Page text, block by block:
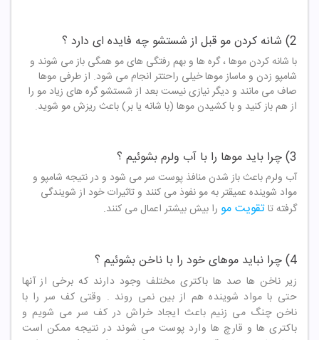
2) شانه کردن مو قبل از شستشو چه فایده ای دارد ؟
با شانه کردن موها ، گره ها و بهم رفتگی های مو همگی باز می شوند و
شامپو زدن و ماساز موها خیلی راحتتر انجام می شود. از طرفی موها
صاف می مانند و دیگر نیازی نیست بعد از شستشو گره های زیاد مو را
از هم باز کنید و با کشیدن موها (با شانه یا بر) باعث ریزش مو شوید.
3) چرا باید موها را با آب ولرم بشوئیم ؟
آب ولرم باعث باز شدن منافذ پوست سر می شود و در نتیجه شامپو و
مواد شوینده عمیقتر به مو نفوذ می کنند و تاثیرات خود از شویندگی
گرفته تاتقویت مو را بیش بیشتر اعمال می کنند.
4) چرا نباید موهای خود را با ناخن بشوئیم ؟
زیر ناخن ها صد ها باکتری مختلف وجود دارند که برخی از آنها
حتی با مواد شوینده هم از بین نمی روند . وقتی کف سر را با
ناخن چنگ می زنیم باعث ایجاد خراش در کف سر می شویم و
باکتری ها و قارچ ها وارد پوست می شوند در نتیجه ممکن است